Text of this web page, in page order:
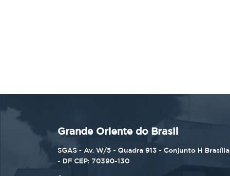
Grande Oriente do Brasil
SGAS - Av. W/5 - Quadra 913 - Conjunto H Brasília
- DF CEP: 70390-130